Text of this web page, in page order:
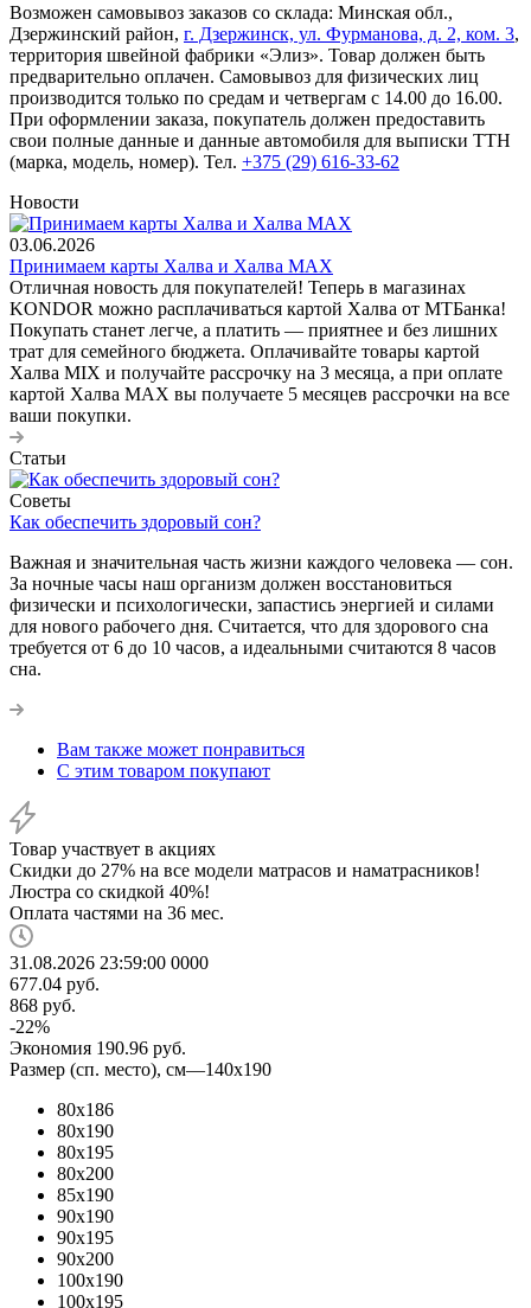
Возможен самовывоз заказов со склада: Минская обл.,
Дзержинский район, г. Дзержинск, ул. Фурманова, д. 2, ком. 3,
территория швейной фабрики «Элиз». Товар должен быть
предварительно оплачен. Самовывоз для физических лиц
производится только по средам и четвергам с 14.00 до 16.00.
При оформлении заказа, покупатель должен предоставить
свои полные данные и данные автомобиля для выписки ТТН
(марка, модель, номер). Тел. +375 (29) 616-33-62
Новости
03.06.2026
Принимаем карты Халва и Халва MАХ
Отличная новость для покупателей! Теперь в магазинах
KONDOR можно расплачиваться картой Халва от МТБанка!
Покупать станет легче, а платить — приятнее и без лишних
трат для семейного бюджета. Оплачивайте товары картой
Халва MIX и получайте рассрочку на 3 месяца, а при оплате
картой Халва MАХ вы получаете 5 месяцев рассрочки на все
ваши покупки.
Статьи
Советы
Как обеспечить здоровый сон?
Важная и значительная часть жизни каждого человека — сон.
За ночные часы наш организм должен восстановиться
физически и психологически, запастись энергией и силами
для нового рабочего дня. Считается, что для здорового сна
требуется от 6 до 10 часов, а идеальными считаются 8 часов
сна.
Вам также может понравиться
С этим товаром покупают
Товар участвует в акциях
Скидки до 27% на все модели матрасов и наматрасников!
Люстра со скидкой 40%!
Оплата частями на 36 мес.
31.08.2026 23:59:00 0000
677.04 руб.
868 руб.
-22%
Экономия 190.96 руб.
Размер (сп. место), см—140x190
80х186
80x190
80x195
80x200
85х190
90x190
90x195
90x200
100x190
100x195